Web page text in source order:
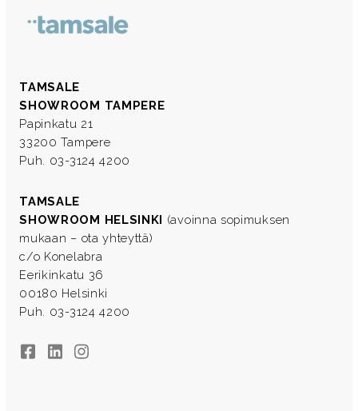
TAMSALE
SHOWROOM TAMPERE
Papinkatu 21
33200 Tampere
Puh. 03-3124 4200
TAMSALE
SHOWROOM HELSINKI (avoinna sopimuksen
mukaan – ota yhteyttä)
c/o Konelabra
Eerikinkatu 36
00180 Helsinki
Puh. 03-3124 4200
FacebookLinkedInInstagram